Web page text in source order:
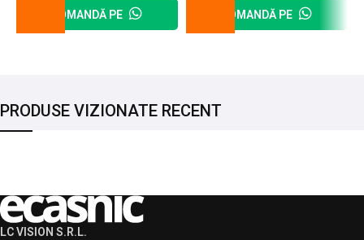
COMANDĂ PE COMANDĂ PE
PRODUSE VIZIONATE RECENT
LC VISION S.R.L.